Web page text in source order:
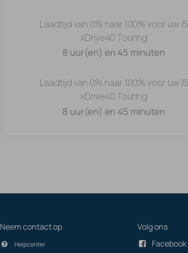
Laadtijd van 0% naar 100% voor uw i5
xDrive40 Touring
8 uur(en) en 45 minuten
Laadtijd van 0% naar 100% voor uw i5
xDrive40 Touring
8 uur(en) en 45 minuten
Volg ons
Facebook
Neem contact op
Helpcenter